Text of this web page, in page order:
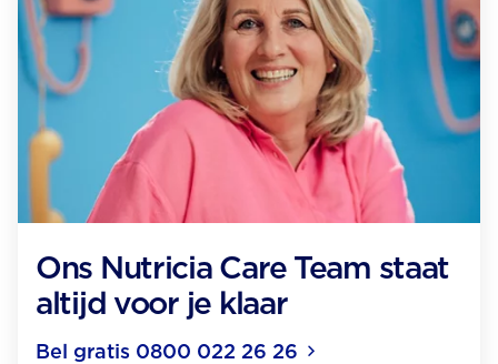
Ons Nutricia Care Team staat
altijd voor je klaar
Bel gratis 0800 022 26 26